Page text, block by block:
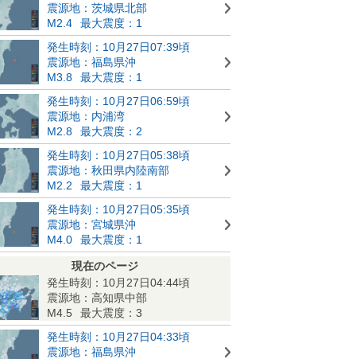
震源地：茨城県北部
M2.4
最大震度：1
発生時刻：10月27日07:39頃
震源地：福島県沖
M3.8
最大震度：1
発生時刻：10月27日06:59頃
震源地：内浦湾
M2.8
最大震度：2
発生時刻：10月27日05:38頃
震源地：秋田県内陸南部
M2.2
最大震度：1
発生時刻：10月27日05:35頃
震源地：宮城県沖
M4.0
最大震度：1
現在のページ
発生時刻：10月27日04:44頃
震源地：高知県中部
M4.5
最大震度：3
発生時刻：10月27日04:33頃
震源地：福島県沖